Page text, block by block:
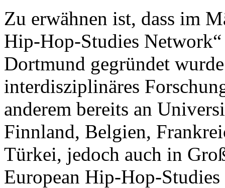
Zu erwähnen ist, dass im
Hip-Hop-Studies
Dortmund gegründet
interdisziplinäres
anderem bereits an
Finnland, Belgien,
Türkei, jedoch auch in
European Hip-Hop-